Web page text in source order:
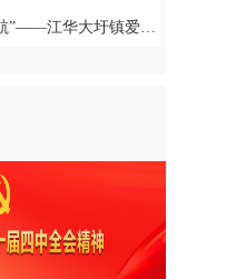
镇爱心助学捐赠仪式圆满举行